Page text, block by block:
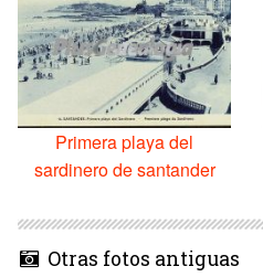
Primera playa del
sardinero de santander
Otras fotos antiguas